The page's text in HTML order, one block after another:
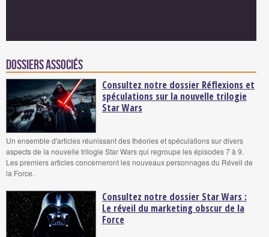
Dossiers associés
Consultez notre dossier Réflexions et
spéculations sur la nouvelle trilogie
Star Wars
Un ensemble d'articles réunissant des théories et spéculations sur divers
aspects de la nouvelle trilogie Star Wars qui regroupe les épisodes 7 à 9.
Les premiers articles concerneront les nouveaux personnages du Réveil de
la Force.
Consultez notre dossier Star Wars :
Le réveil du marketing obscur de la
Force